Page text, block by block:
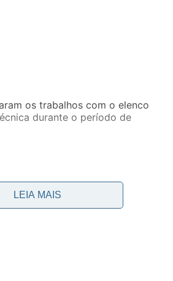
os trabalhos com o elenco
durante o período de
LEIA MAIS